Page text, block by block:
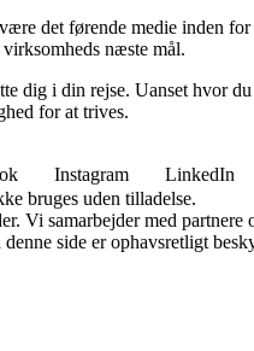
det førende medie inden
næste mål.
dig i din rejse. Uanset hvor
for at trives.
Instagram LinkedIn
bruges uden tilladelse.
Vi samarbejder med partnere
side er ophavsretligt